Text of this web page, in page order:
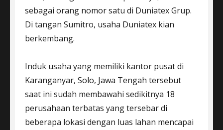
sebagai orang nomor satu di Duniatex Grup.
Di tangan Sumitro, usaha Duniatex kian
berkembang.
Induk usaha yang memiliki kantor pusat di
Karanganyar, Solo, Jawa Tengah tersebut
saat ini sudah membawahi sedikitnya 18
perusahaan terbatas yang tersebar di
beberapa lokasi dengan luas lahan mencapai